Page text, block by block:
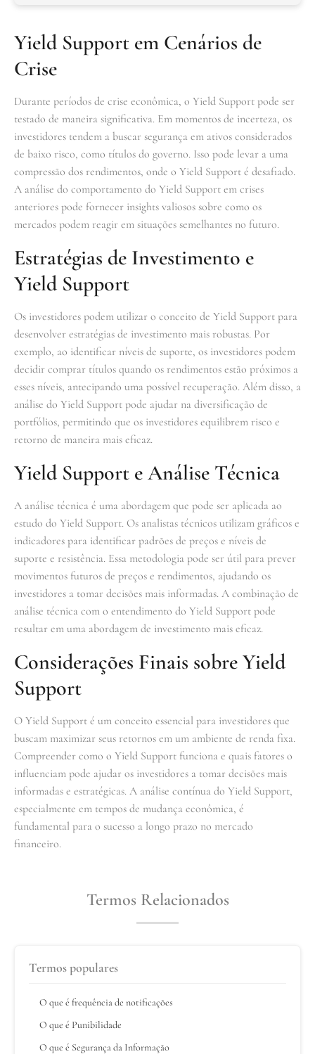
Yield Support em Cenários de
Crise
Durante períodos de crise econômica, o Yield Support pode ser
testado de maneira significativa. Em momentos de incerteza, os
investidores tendem a buscar segurança em ativos considerados
de baixo risco, como títulos do governo. Isso pode levar a uma
compressão dos rendimentos, onde o Yield Support é desafiado.
A análise do comportamento do Yield Support em crises
anteriores pode fornecer insights valiosos sobre como os
mercados podem reagir em situações semelhantes no futuro.
Estratégias de Investimento e
Yield Support
Os investidores podem utilizar o conceito de Yield Support para
desenvolver estratégias de investimento mais robustas. Por
exemplo, ao identificar níveis de suporte, os investidores podem
decidir comprar títulos quando os rendimentos estão próximos a
esses níveis, antecipando uma possível recuperação. Além disso, a
análise do Yield Support pode ajudar na diversificação de
portfólios, permitindo que os investidores equilibrem risco e
retorno de maneira mais eficaz.
Yield Support e Análise Técnica
A análise técnica é uma abordagem que pode ser aplicada ao
estudo do Yield Support. Os analistas técnicos utilizam gráficos e
indicadores para identificar padrões de preços e níveis de
suporte e resistência. Essa metodologia pode ser útil para prever
movimentos futuros de preços e rendimentos, ajudando os
investidores a tomar decisões mais informadas. A combinação de
análise técnica com o entendimento do Yield Support pode
resultar em uma abordagem de investimento mais eficaz.
Considerações Finais sobre Yield
Support
O Yield Support é um conceito essencial para investidores que
buscam maximizar seus retornos em um ambiente de renda fixa.
Compreender como o Yield Support funciona e quais fatores o
influenciam pode ajudar os investidores a tomar decisões mais
informadas e estratégicas. A análise contínua do Yield Support,
especialmente em tempos de mudança econômica, é
fundamental para o sucesso a longo prazo no mercado
financeiro.
Termos Relacionados
Termos populares
O que é frequência de notificações
O que é Punibilidade
O que é Segurança da Informação